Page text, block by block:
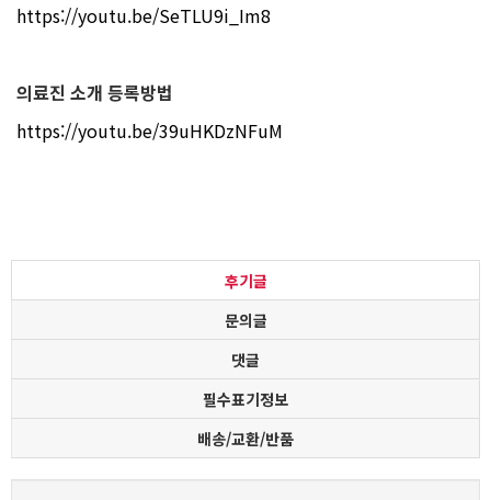
https://youtu.be/SeTLU9i_Im8
의료진 소개 등록방법
https://youtu.be/39uHKDzNFuM
후기글
문의글
댓글
필수표기정보
배송/교환/반품